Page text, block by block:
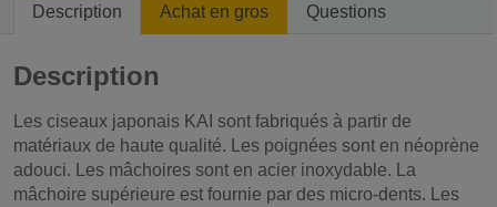
Description Achat en gros Questions
Description
Les ciseaux japonais KAI sont fabriqués à partir de
matériaux de haute qualité. Les poignées sont en néoprène
adouci. Les mâchoires sont en acier inoxydable. La
mâchoire supérieure est fournie par des micro-dents. Les